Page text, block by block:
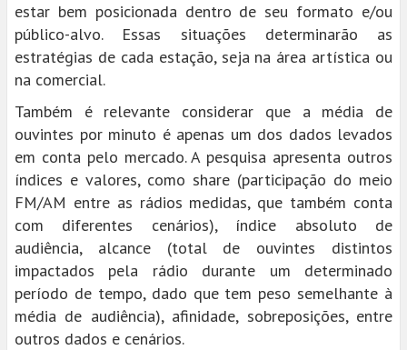
estar bem posicionada dentro de seu formato e/ou
público-alvo. Essas situações determinarão as
estratégias de cada estação, seja na área artística ou
na comercial.
Também é relevante considerar que a média de
ouvintes por minuto é apenas um dos dados levados
em conta pelo mercado. A pesquisa apresenta outros
índices e valores, como share (participação do meio
FM/AM entre as rádios medidas, que também conta
com diferentes cenários), índice absoluto de
audiência, alcance (total de ouvintes distintos
impactados pela rádio durante um determinado
período de tempo, dado que tem peso semelhante à
média de audiência), afinidade, sobreposições, entre
outros dados e cenários.